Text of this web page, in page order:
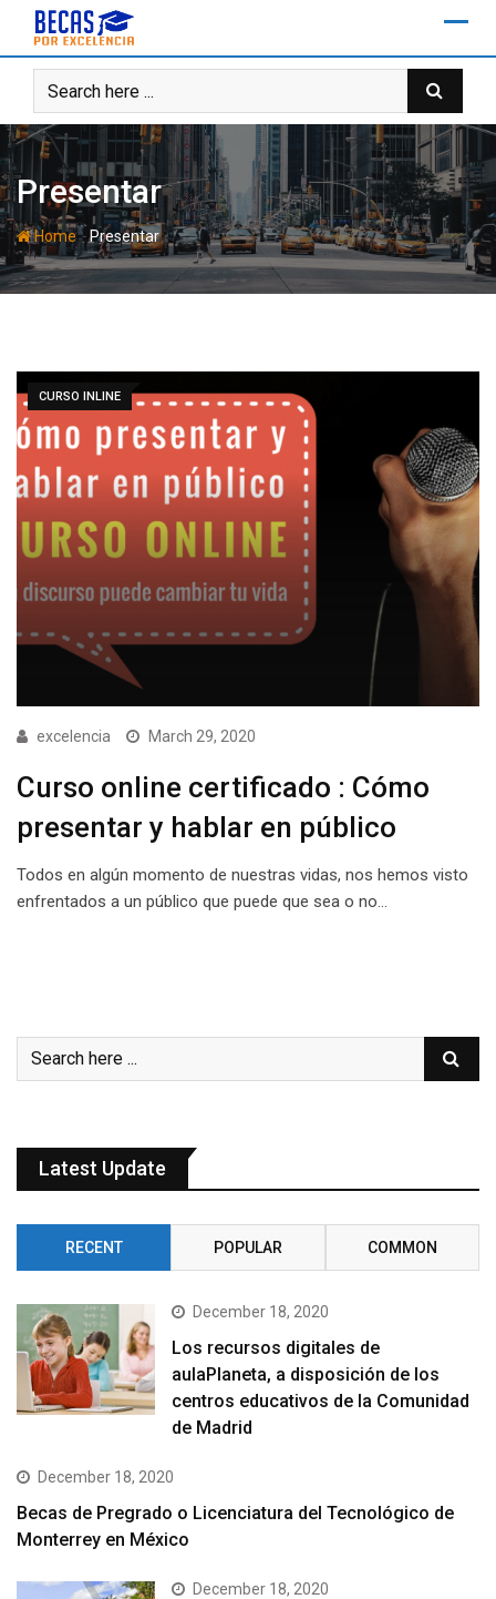
content
Presentar
Home-Presentar
CURSO INLINE
excelencia March 29, 2020
Curso online certificado : Cómo
presentar y hablar en público
Todos en algún momento de nuestras vidas, nos hemos visto
enfrentados a un público que puede que sea o no…
Latest Update
RECENT POPULAR COMMON
December 18, 2020
Los recursos digitales de
aulaPlaneta, a disposición de los
centros educativos de la Comunidad
de Madrid
December 18, 2020
Becas de Pregrado o Licenciatura del Tecnológico de
Monterrey en México
December 18, 2020